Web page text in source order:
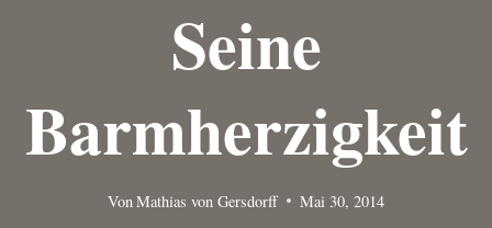
Seine
Barmherzigkeit
Von Mathias von Gersdorff Mai 30, 2014